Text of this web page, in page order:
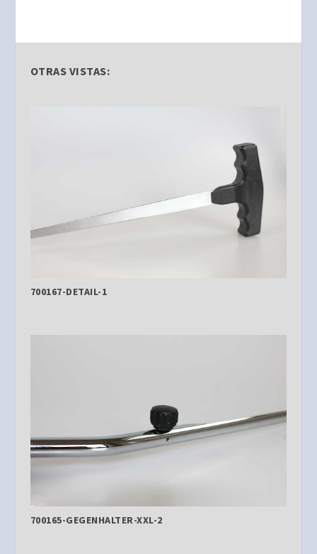
OTRAS VISTAS:
700167-DETAIL-1
700165-GEGENHALTER-XXL-2